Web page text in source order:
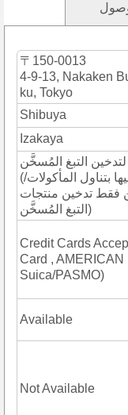
〒150-0013
4-9-13, Nakaken
ku, Tokyo
Shibuya
Izakaya
التبغ المُسخَّن
(غرفة تدخين يُسمح فيها بتناول المأكولات/
فقط تدخين منتجات
التبغ المُسخَّن)
Credit Cards
Card ,
Suica/PASMO)
Available
Not Available